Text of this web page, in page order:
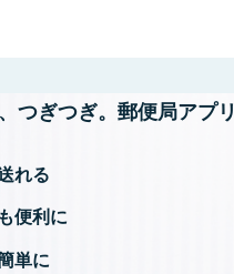
つぎつぎ。郵便局アプリ
れる
便利に
単に